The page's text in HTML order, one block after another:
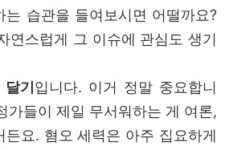
는 습관을 들여보시면 어떨까요?
연스럽게 그 이슈에 관심도 생기
기 입니다. 이거 정말 중요합니
가들이 제일 무서워하는 게 여론,
든요. 혐오 세력은 아주 집요하게